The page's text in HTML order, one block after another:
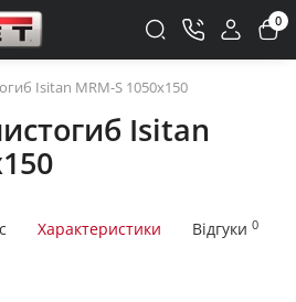
0
Isitan MRM-S 1050x150
Isitan
Характеристики Відгуки 0